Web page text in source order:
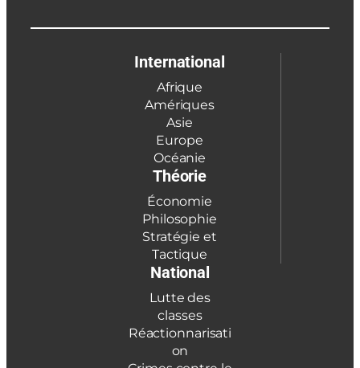
International
Afrique
Amériques
Asie
Europe
Océanie
Théorie
Économie
Philosophie
Stratégie et
Tactique
National
Lutte des
classes
Réactionnarisati
on